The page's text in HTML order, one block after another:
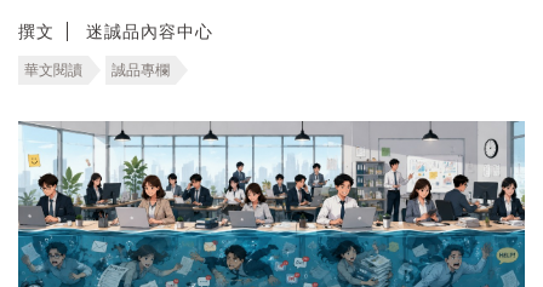
撰文 迷誠品內容中心
華文閱讀 誠品專欄